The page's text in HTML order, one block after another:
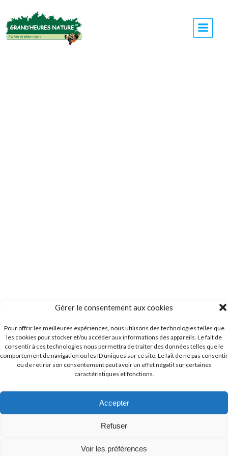
Gérer le consentement aux cookies
Pour offrir les meilleures expériences, nous utilisons des technologies telles que
les cookies pour stocker et/ou accéder aux informations des appareils. Le fait de
consentir à ces technologies nous permettra de traiter des données telles que le
comportement de navigation ou les ID uniques sur ce site. Le fait de ne pas consentir
ou de retirer son consentement peut avoir un effet négatif sur certaines
caractéristiques et fonctions.
Accepter
Refuser
Voir les préférences